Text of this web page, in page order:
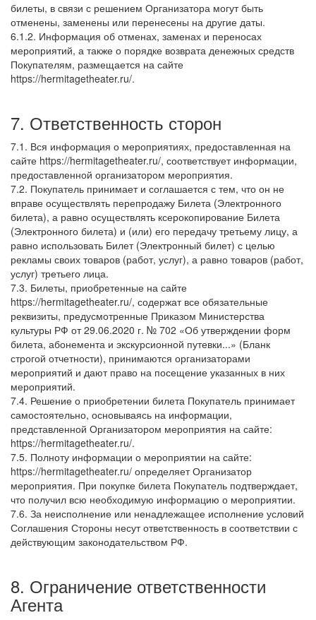
билеты, в связи с решением Организатора могут быть
отменены, заменены или перенесены на другие даты.
6.1.2. Информация об отменах, заменах и переносах
мероприятий, а также о порядке возврата денежных средств
Покупателям, размещается на сайте
https://hermitagetheater.ru/.
7. Ответственность сторон
7.1. Вся информация о мероприятиях, предоставленная на
сайте https://hermitagetheater.ru/, соответствует информации,
предоставленной организатором мероприятия.
7.2. Покупатель принимает и соглашается с тем, что он не
вправе осуществлять перепродажу Билета (Электронного
билета), а равно осуществлять ксерокопирование Билета
(Электронного билета) и (или) его передачу третьему лицу, а
равно использовать Билет (Электронный билет) с целью
рекламы своих товаров (работ, услуг), а равно товаров (работ,
услуг) третьего лица.
7.3. Билеты, приобретенные на сайте
https://hermitagetheater.ru/, содержат все обязательные
реквизиты, предусмотренные Приказом Министерства
культуры РФ от 29.06.2020 г. № 702 «Об утверждении форм
билета, абонемента и экскурсионной путевки...» (Бланк
строгой отчетности), принимаются организаторами
мероприятий и дают право на посещение указанных в них
мероприятий.
7.4. Решение о приобретении билета Покупатель принимает
самостоятельно, основываясь на информации,
представленной Организатором мероприятия на сайте:
https://hermitagetheater.ru/.
7.5. Полноту информации о мероприятии на сайте:
https://hermitagetheater.ru/ определяет Организатор
мероприятия. При покупке билета Покупатель подтверждает,
что получил всю необходимую информацию о мероприятии.
7.6. За неисполнение или ненадлежащее исполнение условий
Соглашения Стороны несут ответственность в соответствии с
действующим законодательством РФ.
8. Ограничение ответственности
Агента